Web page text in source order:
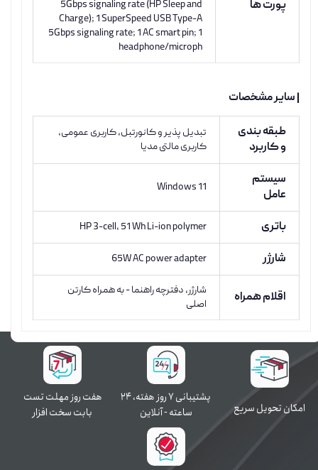
پورت ها
5Gbps signaling rate (HP Sleep and
Charge); 1 SuperSpeed USB Type-A
5Gbps signaling rate; 1 AC smart pin; 1
headphone/microph
| سایر مشخصات
طبقه بندی
و کاربرد
تبدیل پذیر و کانورتبل, کاربری عمومی,
کاربری مالتی مدیا
سیستم
عامل
Windows 11
باتری HP 3-cell, 51 Wh Li-ion polymer
شارژر 65W AC power adapter
اقلام همراه
شارژر، دفترچه راهنما - به همراه کارتن
اصلی
اﻣﮑﺎن ﺗﺤﻮﯾﻞ سریع
پشتیبانی ۷ روز ﻫﻔﺘﻪ، ۲۴
ﺳﺎﻋﺘﻪ - آنلاین
هفت روز مهلت تست
بابت سخت افزار